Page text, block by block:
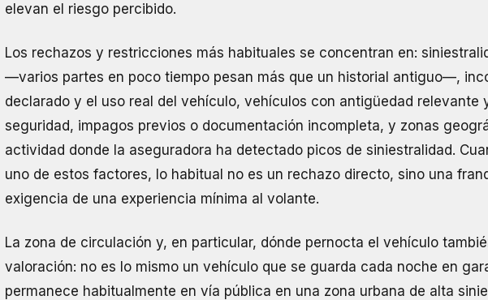
elevan el riesgo percibido.
Los rechazos y restricciones más habituales se concentran en:
—varios partes en poco tiempo pesan más que un historial antiguo—,
declarado y el uso real del vehículo, vehículos con antigüedad relevante
seguridad, impagos previos o documentación incompleta, y zonas
actividad donde la aseguradora ha detectado picos de siniestralidad.
uno de estos factores, lo habitual no es un rechazo directo, sino una
exigencia de una experiencia mínima al volante.
La zona de circulación y, en particular, dónde pernocta el vehículo
valoración: no es lo mismo un vehículo que se guarda cada noche en
permanece habitualmente en vía pública en una zona urbana de alta